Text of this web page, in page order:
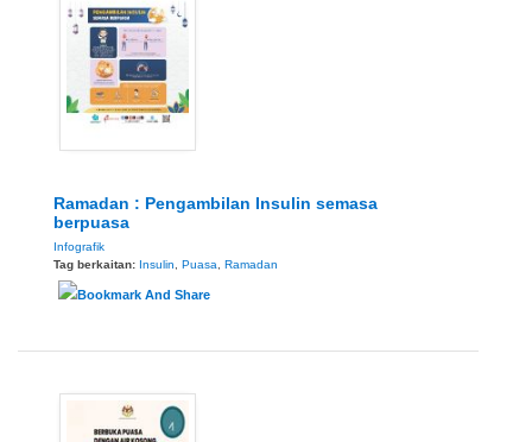
Ramadan : Pengambilan Insulin semasa
berpuasa
Infografik
Tag berkaitan: Insulin Puasa Ramadan